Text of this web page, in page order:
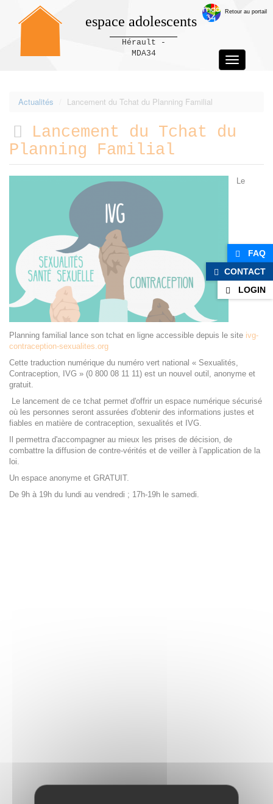
espace adolescents
Hérault -
MDA34
Toggle
navigation
Retour au portail
Actualités Lancement du Tchat du Planning Familial
Lancement du Tchat du
Planning Familial
Le
Planning familial lance son tchat en ligne accessible depuis le site ivg-
contraception-sexualites.org
Cette traduction numérique du numéro vert national « Sexualités,
Contraception, IVG » (0 800 08 11 11) est un nouvel outil, anonyme et
gratuit.
Le lancement de ce tchat permet d'offrir un espace numérique sécurisé
où les personnes seront assurées d'obtenir des informations justes et
fiables en matière de contraception, sexualités et IVG.
Il permettra d'accompagner au mieux les prises de décision, de
combattre la diffusion de contre-vérités et de veiller à l’application de la
loi.
Un espace anonyme et GRATUIT.
De 9h à 19h du lundi au vendredi ; 17h-1 9h le samedi.
FAQ
CONTACT
LOGIN